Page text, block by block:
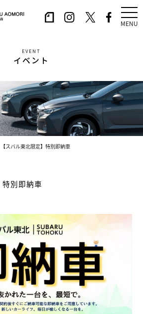
MENU
EVENT
イベント
【スバル東北限定】特別即納車
特別即納車